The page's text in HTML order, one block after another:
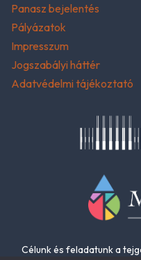
Panasz bejelentés
Pályázatok
Impresszum
Jogszabályi háttér
Adatvédelmi tájékoztató
Célunk és feladatunk a